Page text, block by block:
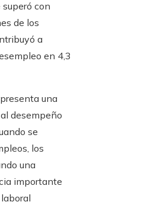
con
de los
a
en 4,3
una
desempeño
se
los
una
importante